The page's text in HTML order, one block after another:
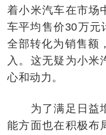
着小米汽车在市场
车平均售价30万元
全部转化为销售额
入。这无疑为小米
心和动力。
为了满足日益增
能方面也在积极布